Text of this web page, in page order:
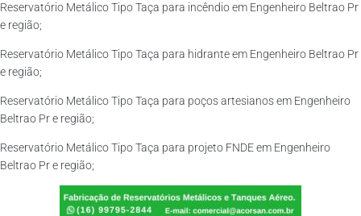
Reservatório Metálico Tipo Taça para incêndio em Engenheiro Beltrao Pr
e região;
Reservatório Metálico Tipo Taça para hidrante em Engenheiro Beltrao Pr
e região;
Reservatório Metálico Tipo Taça para poços artesianos em Engenheiro
Beltrao Pr e região;
Reservatório Metálico Tipo Taça para projeto FNDE em Engenheiro
Beltrao Pr e região;